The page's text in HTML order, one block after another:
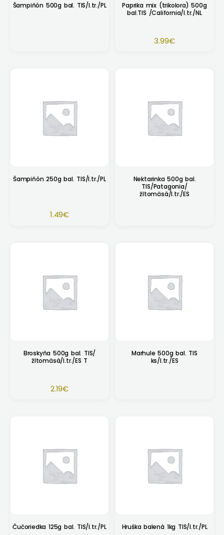
Šampiňón 500g bal. TIS/I.tr./PL
Paprika mix (trikolora) 500g
bal.TIS /California/I.tr./NL
3.99€
Šampiňón 250g bal. TIS/I.tr./PL
1.49€
Nektarinka 500g bal.
TIS/Patagonia/
žltomäsá/I.tr./ES
Broskyňa 500g bal. TIS/
žltomäsá/I.tr./ES T
2.19€
Marhule 500g bal. TIS
ks/I.tr./ES
Čučoriedka 125g bal. TIS/I.tr./PL Hruška balená 1kg TIS/I.tr./PL